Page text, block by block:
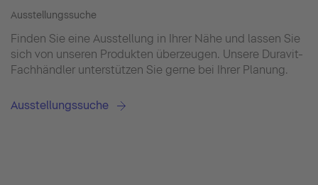
Ausstellungssuche
Finden Sie eine Ausstellung in Ihrer Nähe und lassen Sie
sich von unseren Produkten überzeugen. Unsere Duravit-
Fachhändler unterstützen Sie gerne bei Ihrer Planung.
Ausstellungssuche